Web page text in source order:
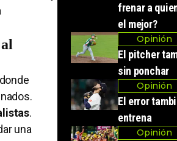
.
una
frenar a
el mejor?
Opinión
El pitcher
sin ponchar
Opinión
El error
entrena
Opinión